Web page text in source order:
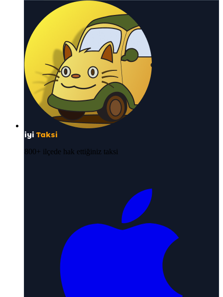
iyi Taksi
800+ ilçede hak ettiğiniz taksi